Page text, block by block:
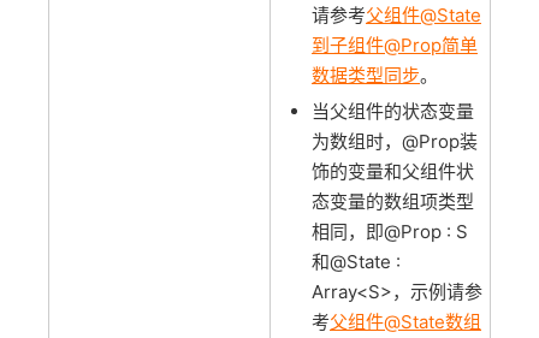
请参考父组件@State
到子组件@Prop简单
数据类型同步。
当父组件的状态变量
为数组时，@Prop装
饰的变量和父组件状
态变量的数组项类型
相同，即@Prop : S
和@State :
Array<S>，示例请参
考父组件@State数组